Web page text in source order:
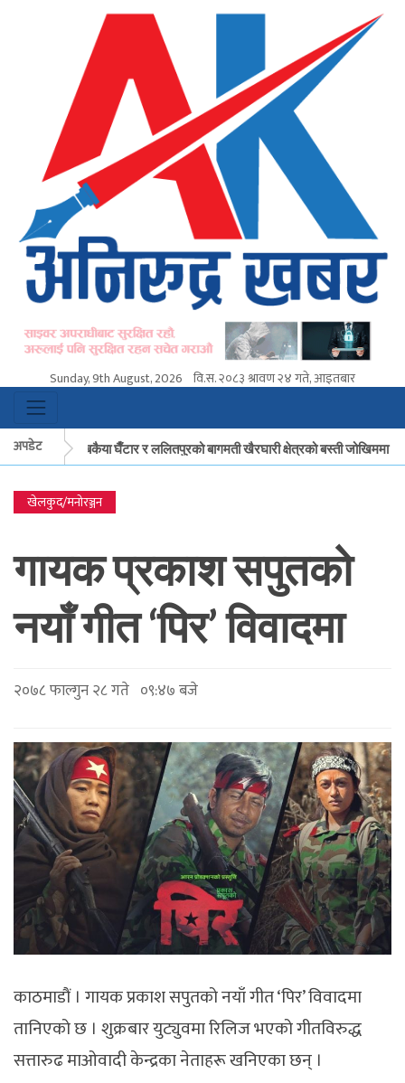
Sunday, 9th August, 2026 वि.स.२०८३ श्रावण २४ गते, आइतबार
अपडेट
मकवानपुरको बकैया घैँटार र ललितपुरको बागमती खैरघारी क्षेत्रको बस्ती जोखिममा
खेलकुद/मनोरञ्जन
गायक प्रकाश सपुतको
नयाँ गीत ‘पिर’ विवादमा
२०७८ फाल्गुन २८ गते ०९:४७ बजे
काठमाडौं । गायक प्रकाश सपुतको नयाँ गीत ‘पिर’ विवादमा
तानिएको छ । शुक्रबार युट्युवमा रिलिज भएको गीतविरुद्ध
सत्तारुढ माओवादी केन्द्रका नेताहरू खनिएका छन् ।